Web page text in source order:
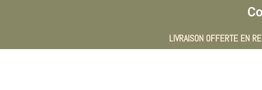
LIVRAISON OFFERTE EN